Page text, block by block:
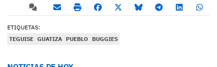
ETIQUETAS:
TEGUISE GUATIZA PUEBLO BUGGIES